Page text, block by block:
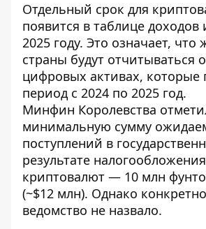
Отдельный срок для
появится в таблице доходов
2025 году. Это означает, что
страны будут отчитываться
цифровых активах, которые
период с 2024 по 2025 год.
Минфин Королевства
минимальную сумму
поступлений в
результате налогообложения
криптовалют — 10 млн
(~$12 млн). Однако
ведомство не назвало.